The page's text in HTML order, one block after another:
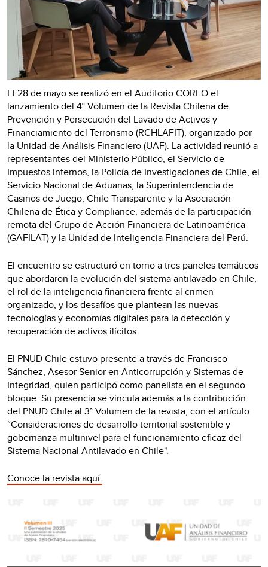
El 28 de mayo se realizó en el Auditorio CORFO el
lanzamiento del 4° Volumen de la Revista Chilena de
Prevención y Persecución del Lavado de Activos y
Financiamiento del Terrorismo (RCHLAFIT), organizado por
la Unidad de Análisis Financiero (UAF). La actividad reunió a
representantes del Ministerio Público, el Servicio de
Impuestos Internos, la Policía de Investigaciones de Chile, el
Servicio Nacional de Aduanas, la Superintendencia de
Casinos de Juego, Chile Transparente y la Asociación
Chilena de Ética y Compliance, además de la participación
remota del Grupo de Acción Financiera de Latinoamérica
(GAFILAT) y la Unidad de Inteligencia Financiera del Perú.
El encuentro se estructuró en torno a tres paneles temáticos
que abordaron la evolución del sistema antilavado en Chile,
el rol de la inteligencia financiera frente al crimen
organizado, y los desafíos que plantean las nuevas
tecnologías y economías digitales para la detección y
recuperación de activos ilícitos.
El PNUD Chile estuvo presente a través de Francisco
Sánchez, Asesor Senior en Anticorrupción y Sistemas de
Integridad, quien participó como panelista en el segundo
bloque. Su presencia se vincula además a la contribución
del PNUD Chile al 3° Volumen de la revista, con el artículo
“Consideraciones de desarrollo territorial sostenible y
gobernanza multinivel para el funcionamiento eficaz del
Sistema Nacional Antilavado en Chile".
Conoce la revista aquí.